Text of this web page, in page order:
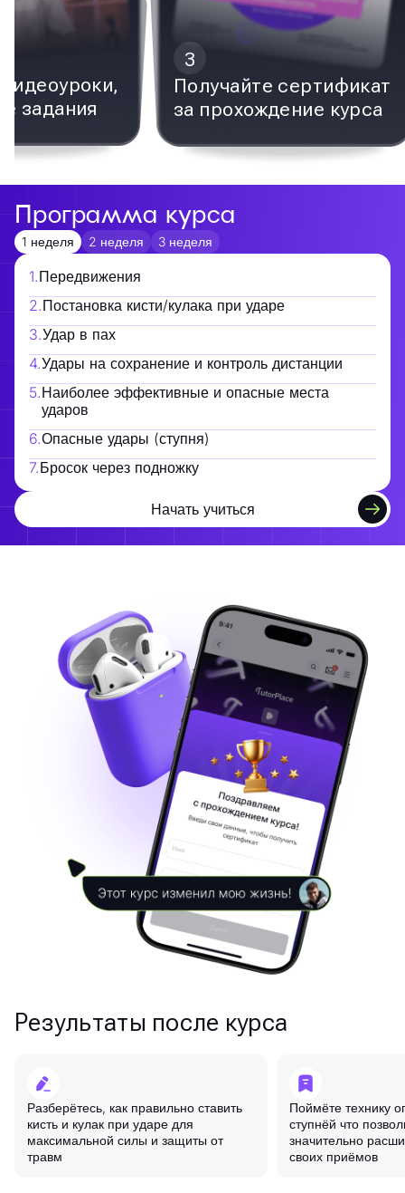
задания
3
Получайте сертификат
за прохождение курса
Программа курса
1 неделя 2 неделя 3 неделя
1.Передвижения
2.Постановка кисти/кулака при ударе
3.Удар в пах
4.Удары на сохранение и контроль дистанции
5.Наиболее эффективные и опасные места
ударов
6.Опасные удары (ступня)
7.Бросок через подножку
Начать учиться
Результаты после курса
Разберётесь, как правильно ставить
кисть и кулак при ударе для
максимальной силы и защиты от
травм
Поймёте технику
ступнёй что
значительно
своих приёмов